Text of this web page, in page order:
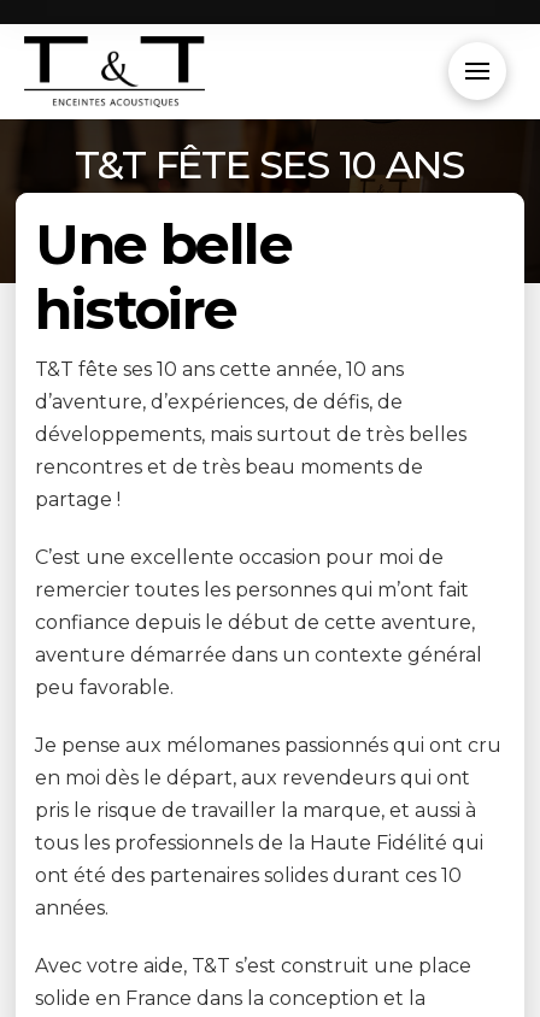
T&T FÊTE SES 10 ANS
Une belle
histoire
T&T fête ses 10 ans cette année, 10 ans
d’aventure, d’expériences, de défis, de
développements, mais surtout de très belles
rencontres et de très beau moments de
partage !
C’est une excellente occasion pour moi de
remercier toutes les personnes qui m’ont fait
confiance depuis le début de cette aventure,
aventure démarrée dans un contexte général
peu favorable.
Je pense aux mélomanes passionnés qui ont cru
en moi dès le départ, aux revendeurs qui ont
pris le risque de travailler la marque, et aussi à
tous les professionnels de la Haute Fidélité qui
ont été des partenaires solides durant ces 10
années.
Avec votre aide, T&T s’est construit une place
solide en France dans la conception et la